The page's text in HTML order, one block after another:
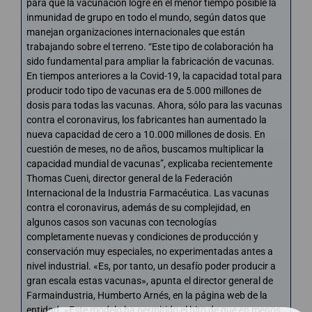
para que la vacunación logre en el menor tiempo posible la
inmunidad de grupo en todo el mundo, según datos que
manejan organizaciones internacionales que están
trabajando sobre el terreno. “Este tipo de colaboración ha
sido fundamental para ampliar la fabricación de vacunas.
En tiempos anteriores a la Covid-19, la capacidad total para
producir todo tipo de vacunas era de 5.000 millones de
dosis para todas las vacunas. Ahora, sólo para las vacunas
contra el coronavirus, los fabricantes han aumentado la
nueva capacidad de cero a 10.000 millones de dosis. En
cuestión de meses, no de años, buscamos multiplicar la
capacidad mundial de vacunas”, explicaba recientemente
Thomas Cueni, director general de la Federación
Internacional de la Industria Farmacéutica. Las vacunas
contra el coronavirus, además de su complejidad, en
algunos casos son vacunas con tecnologías
completamente nuevas y condiciones de producción y
conservación muy especiales, no experimentadas antes a
nivel industrial. «Es, por tanto, un desafío poder producir a
gran escala estas vacunas», apunta el director general de
Farmaindustria, Humberto Arnés, en la página web de la